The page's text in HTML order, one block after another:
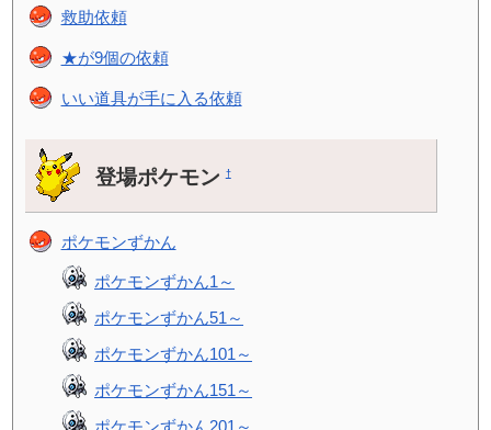
救助依頼
★が9個の依頼
いい道具が手に入る依頼
登場ポケモン†
ポケモンずかん
ポケモンずかん1～
ポケモンずかん51～
ポケモンずかん101～
ポケモンずかん151～